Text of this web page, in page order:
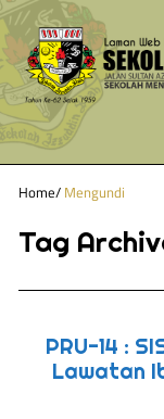
Home/ Mengundi
Tag
PRU-14 :
Lawatan